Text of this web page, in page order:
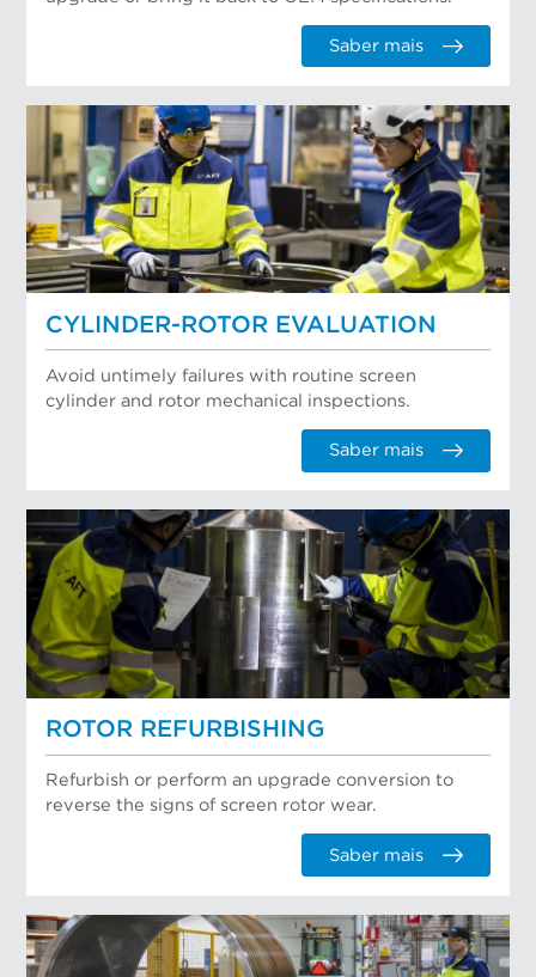
Saber mais
CYLINDER-ROTOR EVALUATION
Avoid untimely failures with routine screen
cylinder and rotor mechanical inspections.
Saber mais
ROTOR REFURBISHING
Refurbish or perform an upgrade conversion to
reverse the signs of screen rotor wear.
Saber mais